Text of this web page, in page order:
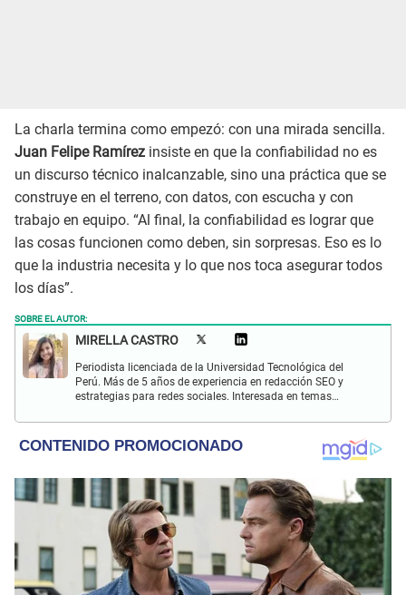
La charla termina como empezó: con una mirada sencilla.
Juan Felipe Ramírez insiste en que la confiabilidad no es
un discurso técnico inalcanzable, sino una práctica que se
construye en el terreno, con datos, con escucha y con
trabajo en equipo. “Al final, la confiabilidad es lograr que
las cosas funcionen como deben, sin sorpresas. Eso es lo
que la industria necesita y lo que nos toca asegurar todos
los días”.
SOBRE EL AUTOR:
MIRELLA CASTRO
Periodista licenciada de la Universidad Tecnológica del
Perú. Más de 5 años de experiencia en redacción SEO y
estrategias para redes sociales. Interesada en temas
música.